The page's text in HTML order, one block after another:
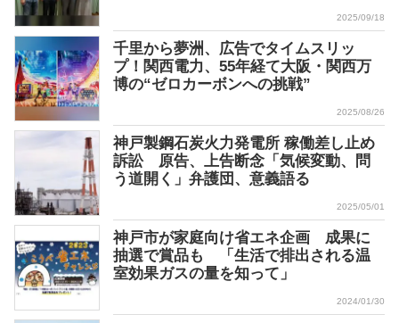
2025/09/18
千里から夢洲、広告でタイムスリッ
プ！関西電力、55年経て大阪・関西万
博の“ゼロカーボンへの挑戦”
2025/08/26
神戸製鋼石炭火力発電所 稼働差し止め
訴訟 原告、上告断念「気候変動、問
う道開く」弁護団、意義語る
2025/05/01
神戸市が家庭向け省エネ企画 成果に
抽選で賞品も 「生活で排出される温
室効果ガスの量を知って」
2024/01/30